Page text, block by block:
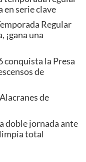
en serie clave
Regular
¡gana una
conquista la Presa
de
de
doble jornada ante
total